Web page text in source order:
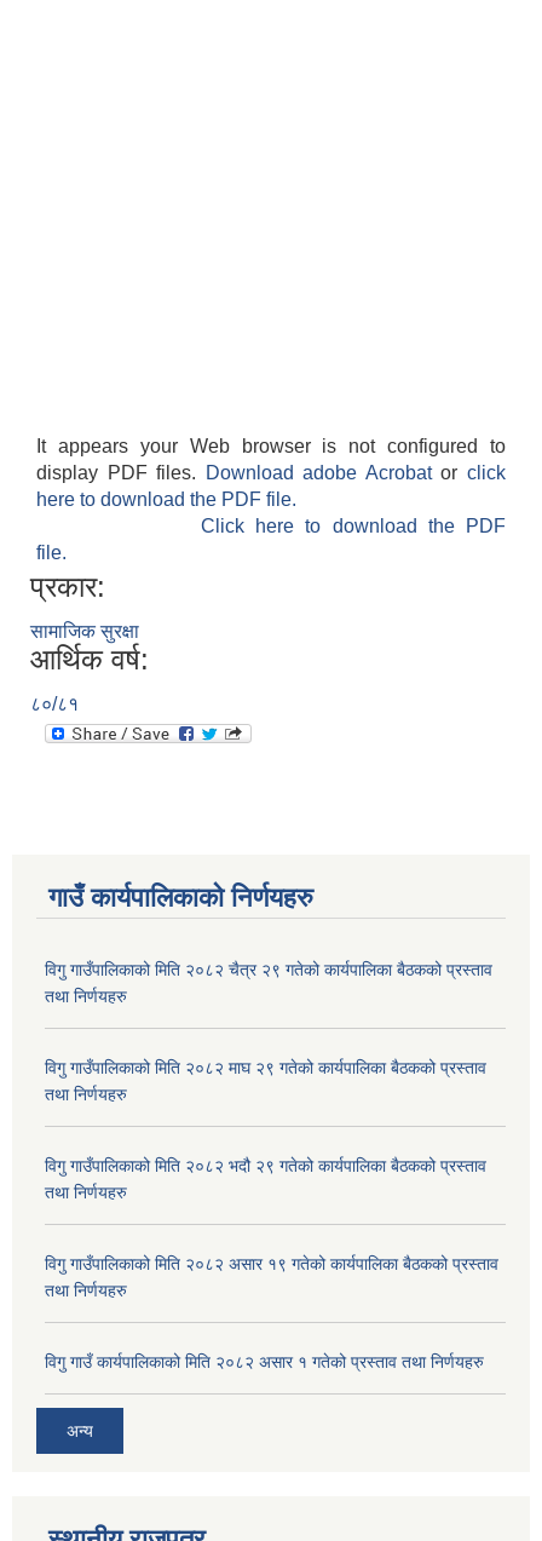
It appears your Web browser is not configured to
display PDF files.
Download adobe Acrobatorclick
here to download the PDF file.
Click here to download the PDF
file.
प्रकार:
सामाजिक सुरक्षा
आर्थिक वर्ष:
८०/८१
गाउँ कार्यपालिकाकाे निर्णयहरु
विगु गाउँपालिकाको मिति २०८२ चैत्र २९ गतेको कार्यपालिका बैठकको प्रस्ताव
तथा निर्णयहरु
विगु गाउँपालिकाको मिति २०८२ माघ २९ गतेको कार्यपालिका बैठकको प्रस्ताव
तथा निर्णयहरु
विगु गाउँपालिकाको मिति २०८२ भदौ २९ गतेको कार्यपालिका बैठकको प्रस्ताव
तथा निर्णयहरु
विगु गाउँपालिकाको मिति २०८२ असार १९ गतेको कार्यपालिका बैठकको प्रस्ताव
तथा निर्णयहरु
विगु गाउँ कार्यपालिकाको मिति २०८२ असार १ गतेको प्रस्ताव तथा निर्णयहरु
अन्य